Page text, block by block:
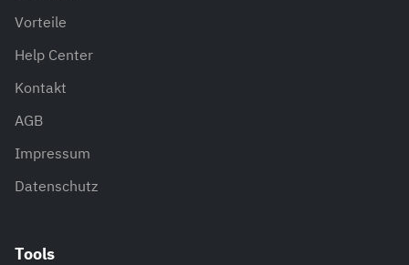
Vorteile
Help Center
Kontakt
AGB
Impressum
Datenschutz
Tools